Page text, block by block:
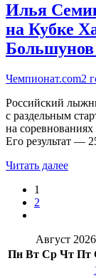
Илья
на Кубке
Чемпионат.com2
Российский
с раздельным
на
Его результат —
Читать далее
1
2
Август 2026
Пн Вт Ср Чт Пт